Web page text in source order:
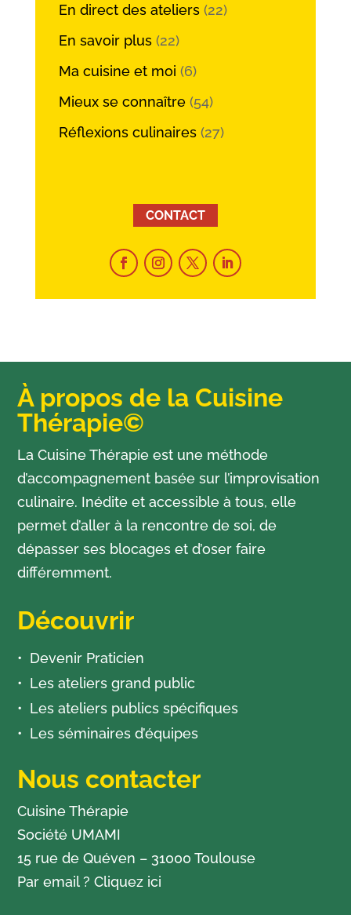
En direct des ateliers(22)
En savoir plus(22)
Ma cuisine et moi (6)
Mieux se connaître(54)
Réflexions culinaires(27)
CONTACT
À propos de la Cuisine
Thérapie©
La Cuisine Thérapie est une méthode
d’accompagnement basée sur l’improvisation
culinaire. Inédite et accessible à tous, elle
permet d’aller à la rencontre de soi, de
dépasser ses blocages et d’oser faire
différemment.
Découvrir
Devenir Praticien
Les ateliers grand public
Les ateliers publics spécifiques
Les séminaires d’équipes
Nous contacter
Cuisine Thérapie
Société UMAMI
15 rue de Quéven – 31000 Toulouse
Par email ?Cliquez ici